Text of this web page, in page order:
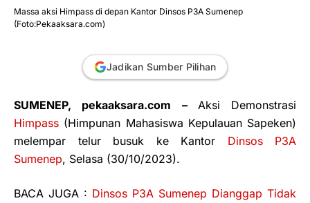
Massa aksi Himpass di depan Kantor Dinsos P3A Sumenep
(Foto:Pekaaksara.com)
Jadikan Sumber Pilihan
SUMENEP, pekaaksara.com – Aksi Demonstrasi
Himpass (Himpunan Mahasiswa Kepulauan Sapeken)
melempar telur busuk ke Kantor Dinsos P3A
Sumenep, Selasa (30/10/2023).
BACA JUGA : Dinsos P3A Sumenep Dianggap Tidak